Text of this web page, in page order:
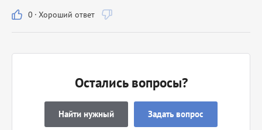
0 · Хороший ответ
Остались вопросы?
Найти нужный Задать вопрос